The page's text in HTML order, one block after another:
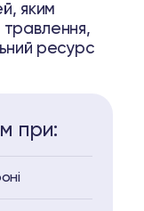
яким
травлення,
ресурс
при: